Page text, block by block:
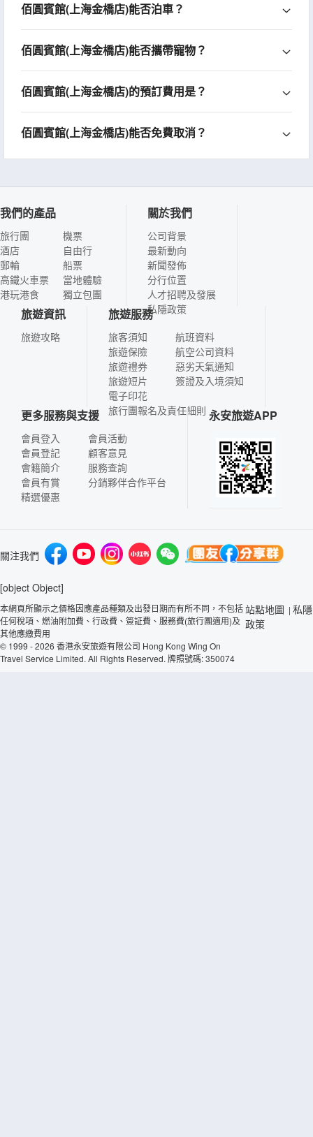
佰圓賓館(上海金橋店)能否泊車？
佰圓賓館(上海金橋店)能否攜帶寵物？
佰圓賓館(上海金橋店)的預訂費用是？
佰圓賓館(上海金橋店)能否免費取消？
我們的產品
旅行團
酒店
郵輪
高鐵火車票
港玩港食
機票
自由行
船票
當地體驗
獨立包團
關於我們
公司背景
最新動向
新聞發佈
分行位置
人才招聘及發展
私隱政策
旅遊資訊
旅遊攻略
旅遊服務
旅客須知
旅遊保險
旅遊禮券
旅遊短片
電子印花
航班資料
航空公司資料
惡劣天氣通知
簽證及入境須知
旅行團報名及責任細則
更多服務與支援
會員登入
會員登記
會籍簡介
會員有賞
精選優惠
會員活動
顧客意見
服務查詢
分銷夥伴合作平台
永安旅遊APP
關注我們
[object Object]
本網頁所顯示之價格因應產品種類及出發日期而有所不同，不包括
任何稅項、燃油附加費、行政費、簽証費、服務費(旅行團適用)及
其他應繳費用
© 1999 - 2026 香港永安旅遊有限公司 Hong Kong Wing On
Travel Service Limited. All Rights Reserved. 牌照號碼: 350074
站點地圖 | 私隱
政策